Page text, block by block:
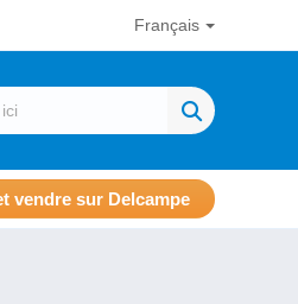
Français
vendre sur Delcampe